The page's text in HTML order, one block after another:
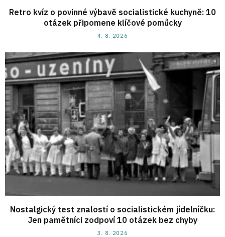
Retro kvíz o povinné výbavě socialistické kuchyně: 10
otázek připomene klíčové pomůcky
4. 8. 2026
Nostalgický test znalostí o socialistickém jídelníčku:
Jen pamětníci zodpoví 10 otázek bez chyby
3. 8. 2026